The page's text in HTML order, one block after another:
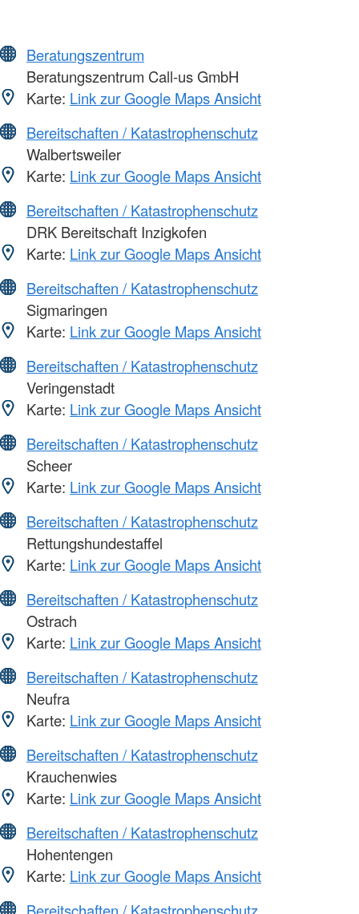
Beratungszentrum
Beratungszentrum Call-us GmbH
Karte: Link zur Google Maps Ansicht
Bereitschaften / Katastrophenschutz
Walbertsweiler
Karte: Link zur Google Maps Ansicht
Bereitschaften / Katastrophenschutz
DRK Bereitschaft Inzigkofen
Karte: Link zur Google Maps Ansicht
Bereitschaften / Katastrophenschutz
Sigmaringen
Karte: Link zur Google Maps Ansicht
Bereitschaften / Katastrophenschutz
Veringenstadt
Karte: Link zur Google Maps Ansicht
Bereitschaften / Katastrophenschutz
Scheer
Karte: Link zur Google Maps Ansicht
Bereitschaften / Katastrophenschutz
Rettungshundestaffel
Karte: Link zur Google Maps Ansicht
Bereitschaften / Katastrophenschutz
Ostrach
Karte: Link zur Google Maps Ansicht
Bereitschaften / Katastrophenschutz
Neufra
Karte: Link zur Google Maps Ansicht
Bereitschaften / Katastrophenschutz
Krauchenwies
Karte: Link zur Google Maps Ansicht
Bereitschaften / Katastrophenschutz
Hohentengen
Karte: Link zur Google Maps Ansicht